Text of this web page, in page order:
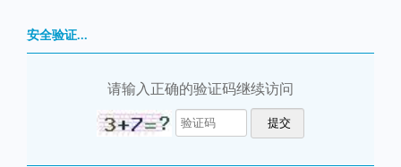
安全验证...
请输入正确的验证码继续访问